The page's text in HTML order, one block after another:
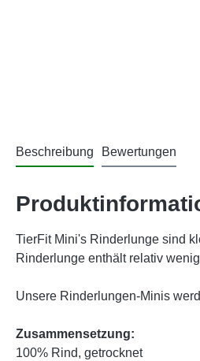
Beschreibung Bewertungen
TierFit Mini's Rinderlunge sind
Rinderlunge enthält relativ
Unsere Rinderlungen-Minis
Zusammensetzung:
100% Rind, getrocknet